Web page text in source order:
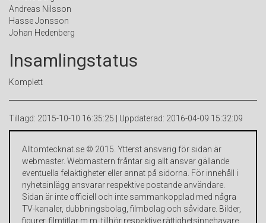
Andreas Nilsson
Hasse Jonsson
Johan Hedenberg
Insamlingstatus
Komplett
Tillagd: 2015-10-10 16:35:25 | Uppdaterad: 2016-04-09 15:32:09
Alltomtecknat.se © 2015. Ytterst ansvarig för sidan är
webmaster. Webmastern fråntar sig allt ansvar gällande
eventuella felaktigheter eller annat på sidorna. För innehåll i
nyhetsinlägg ansvarar respektive postande användare.
Sidan är inte officiell och inte sammankopplad med några
TV-kanaler, dubbningsbolag, filmbolag och såvidare. Bilder,
figurer, filmtitlar m.m. tillhör respektive rättighetsinnehavare